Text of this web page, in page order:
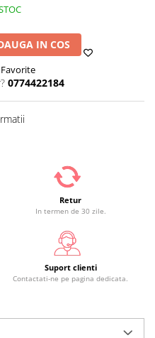
IN COS
0774422184
Retur
In termen de 30 zile.
Suport clienti
Contactati-ne pe pagina dedicata.